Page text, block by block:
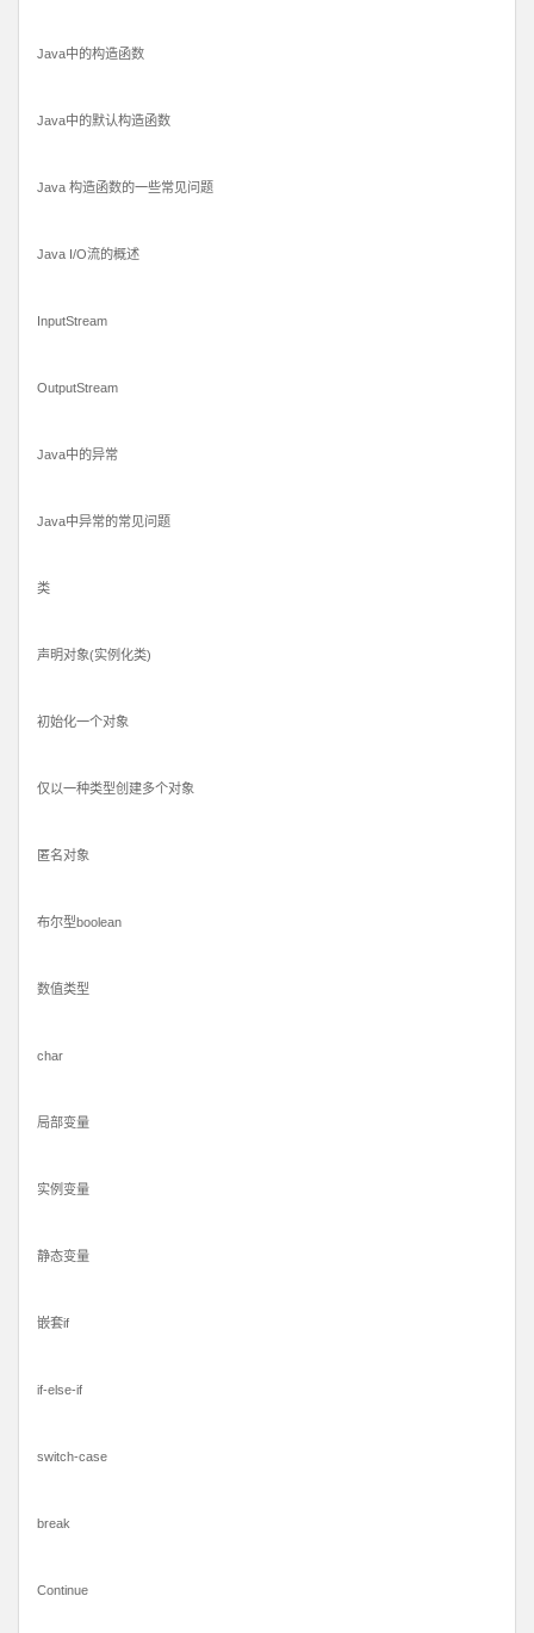
Java中的构造函数
Java中的默认构造函数
Java 构造函数的一些常见问题
Java I/O流的概述
InputStream
OutputStream
Java中的异常
Java中异常的常见问题
类
声明对象(实例化类)
初始化一个对象
仅以一种类型创建多个对象
匿名对象
布尔型boolean
数值类型
char
局部变量
实例变量
静态变量
嵌套if
if-else-if
switch-case
break
Continue